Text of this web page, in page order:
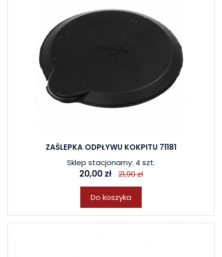
ZAŚLEPKA ODPŁYWU KOKPITU 71181
Sklep stacjonarny: 4 szt.
20,00 zł 21,90 zł
Do koszyka